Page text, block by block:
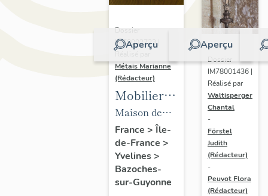
Aperçu
Dossier
IM78002723 |
Métais Marianne
(Rédacteur)
Mobilier
de la
maison
Louis
Carré
Maison de
villégiature
dite maison
Louis Carré
France > Île-
de-France >
Yvelines>
Bazoches-
sur-Guyonne
Aperçu
Dossier
IM78001436 |
Réalisé par
Waltisperger
Chantal
-
Förstel
Judith
(Rédacteur)
-
Peuvot Flora
(Rédacteur)